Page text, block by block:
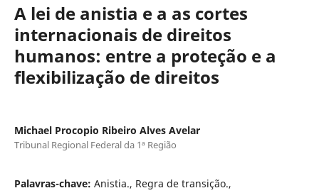
A lei de anistia e a as cortes
internacionais de direitos
humanos: entre a proteção e a
flexibilização de direitos
Michael Procopio Ribeiro Alves Avelar
Tribunal Regional Federal da 1ª Região
Palavras-chave: Anistia., Regra de transição.,